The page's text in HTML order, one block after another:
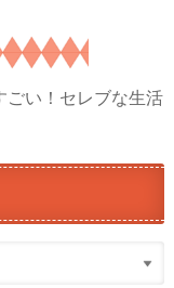
ごい！セレブな生活